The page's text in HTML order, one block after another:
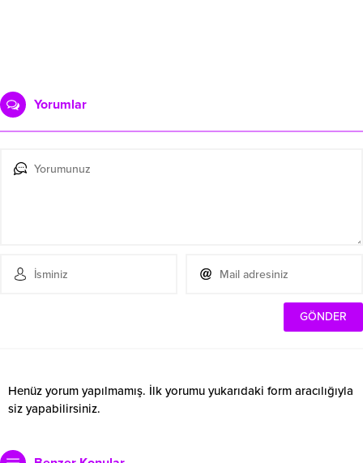
Yorumlar
Henüz yorum yapılmamış. İlk yorumu yukarıdaki form aracılığıyla
siz yapabilirsiniz.